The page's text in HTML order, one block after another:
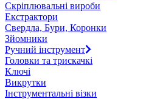
Скріплювальні вироби
Екстрактори
Свердла, Бури, Коронки
Зйомники
Ручний інструмент
Головки та трискачкі
Ключі
Викрутки
Інструментальні візки